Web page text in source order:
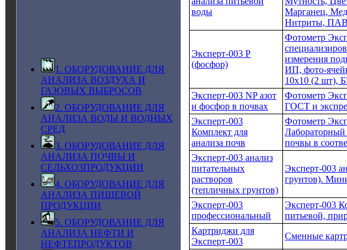
1. ОБОРУДОВАНИЕ ДЛЯ
АНАЛИЗА ВОЗДУХА И
ГАЗОВЫХ ВЫБРОСОВ
2. ОБОРУДОВАНИЕ ДЛЯ
АНАЛИЗА ВОДЫ И ВОДНЫХ
СРЕД
3. ОБОРУДОВАНИЕ ДЛЯ
АНАЛИЗА ПОЧВЫ И
СЕЛЬХОЗПРОДУКЦИИ
4. ОБОРУДОВАНИЕ ДЛЯ
АНАЛИЗА ПИЩЕВОЙ
ПРОДУКЦИИ
5. ОБОРУДОВАНИЕ ДЛЯ
АНАЛИЗА НЕФТИ И
НЕФТЕПРОДУКТОВ
воды
Марганец,
Нитриты, ПАВ
Эксперт-003 Р
(фосфор)
Фотометр
измерения
ИП, фото-
10х10 (2 шт),
Эксперт-003 NP азот
и фосфор в почвах
Фотометр
ГОСТ и
Эксперт-003
Комплект для
анализа почв
Фотометр
Лабораторный
почвы в
Эксперт-003 анализ
питательных
растворов
(тепличных грунтов)
Эксперт-003
грунтов).
Эксперт-003
профессиональный
Эксперт-003
питьевой,
Картриджи для
Эксперт-003
Сменные